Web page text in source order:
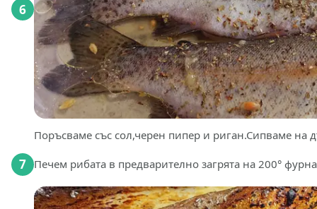
6
Поръсваме със сол,черен пипер и риган.Сипваме на
7 Печем рибата в предварително загрята на 200°